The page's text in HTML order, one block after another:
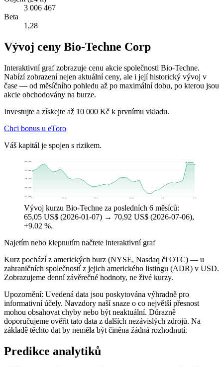
3 006 467
Beta
1,28
Vývoj ceny Bio-Techne Corp
Interaktivní graf zobrazuje cenu akcie společnosti Bio-Techne.
Nabízí zobrazení nejen aktuální ceny, ale i její historický vývoj v
čase — od měsíčního pohledu až po maximální dobu, po kterou jsou
akcie obchodovány na burze.
Investujte a získejte až 10 000 Kč k prvnímu vkladu.
Chci bonus u eToro
Váš kapitál je spojen s rizikem.
42,27 US$
50,09 US$
57,90 US$
65,72 US$
73,54 US$
7. 1. 11. 2. 18. 3. 27. 4. 1. 6. 6. 7.
70,92 US$
Vývoj kurzu Bio-Techne za posledních 6 měsíců:
65,05 US$ (2026-01-07) → 70,92 US$ (2026-07-06),
+9.02 %.
Najetím nebo klepnutím načtete interaktivní graf
Kurz pochází z amerických burz (NYSE, Nasdaq či OTC) — u
zahraničních společností z jejich amerického listingu (ADR) v USD.
Zobrazujeme denní závěrečné hodnoty, ne živé kurzy.
Upozornění: Uvedená data jsou poskytována výhradně pro
informativní účely. Navzdory naší snaze o co největší přesnost
mohou obsahovat chyby nebo být neaktuální. Důrazně
doporučujeme ověřit tato data z dalších nezávislých zdrojů. Na
základě těchto dat by neměla být činěna žádná rozhodnutí.
Predikce analytiků